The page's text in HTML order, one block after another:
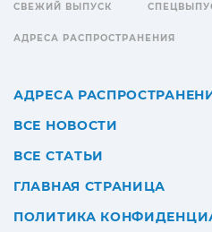
СВЕЖИЙ ВЫПУСК
АДРЕСА РАСПРОСТРАНЕНИЯ
АДРЕСА
ВСЕ НОВОСТИ
ВСЕ СТАТЬИ
ГЛАВНАЯ СТРАНИЦА
ПОЛИТИКА